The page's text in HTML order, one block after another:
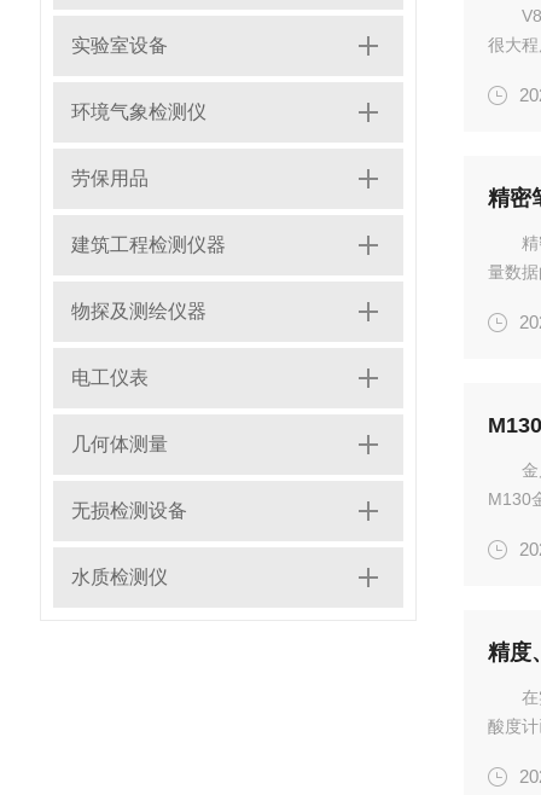
实验室设备
环境气象检测仪
劳保用品
建筑工程检测仪器
物探及测绘仪器
电工仪表
几何体测量
无损检测设备
水质检测仪
很大
在试
精密
量数
技巧
M130
作策
酸度
应时